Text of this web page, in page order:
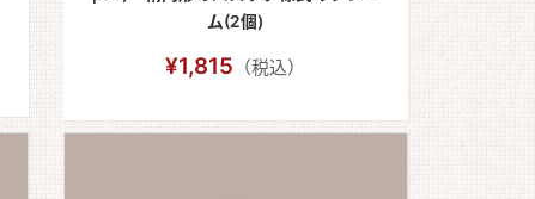
ム(2個)
¥1,815 （税込）